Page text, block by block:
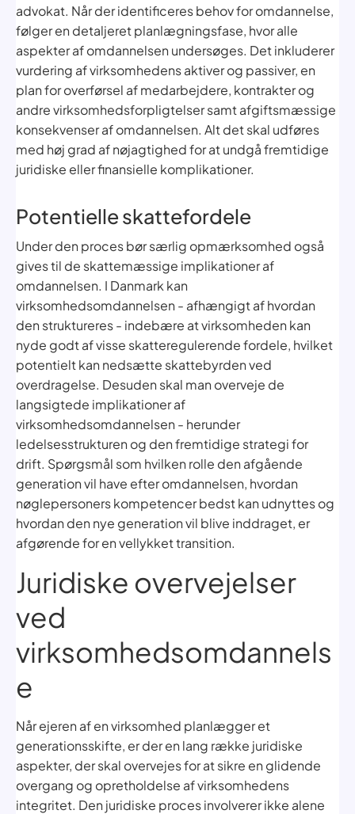
advokat. Når der identificeres behov for omdannelse,
følger en detaljeret planlægningsfase, hvor alle
aspekter af omdannelsen undersøges. Det inkluderer
vurdering af virksomhedens aktiver og passiver, en
plan for overførsel af medarbejdere, kontrakter og
andre virksomhedsforpligtelser samt afgiftsmæssige
konsekvenser af omdannelsen. Alt det skal udføres
med høj grad af nøjagtighed for at undgå fremtidige
juridiske eller finansielle komplikationer.
Potentielle skattefordele
Under den proces bør særlig opmærksomhed også
gives til de skattemæssige implikationer af
omdannelsen. I Danmark kan
virksomhedsomdannelsen - afhængigt af hvordan
den struktureres - indebære at virksomheden kan
nyde godt af visse skatteregulerende fordele, hvilket
potentielt kan nedsætte skattebyrden ved
overdragelse. Desuden skal man overveje de
langsigtede implikationer af
virksomhedsomdannelsen - herunder
ledelsesstrukturen og den fremtidige strategi for
drift. Spørgsmål som hvilken rolle den afgående
generation vil have efter omdannelsen, hvordan
nøglepersoners kompetencer bedst kan udnyttes og
hvordan den nye generation vil blive inddraget, er
afgørende for en vellykket transition.
Juridiske overvejelser
ved
virksomhedsomdannels
e
Når ejeren af en virksomhed planlægger et
generationsskifte, er der en lang række juridiske
aspekter, der skal overvejes for at sikre en glidende
overgang og opretholdelse af virksomhedens
integritet. Den juridiske proces involverer ikke alene